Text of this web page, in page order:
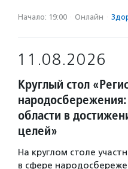
Начало: 19:00 · Онлайн ·
11.08.2026
Круглый стол
области в
целей»
На круглом столе
в сфере